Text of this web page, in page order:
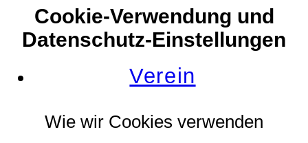
Verein
Cookie-Verwendung und
Datenschutz-Einstellungen
Wie wir Cookies verwenden